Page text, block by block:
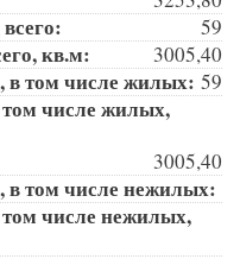
59
кв.м: 3005,40
том числе жилых: 59
числе жилых,
3005,40
том числе нежилых:
числе нежилых,